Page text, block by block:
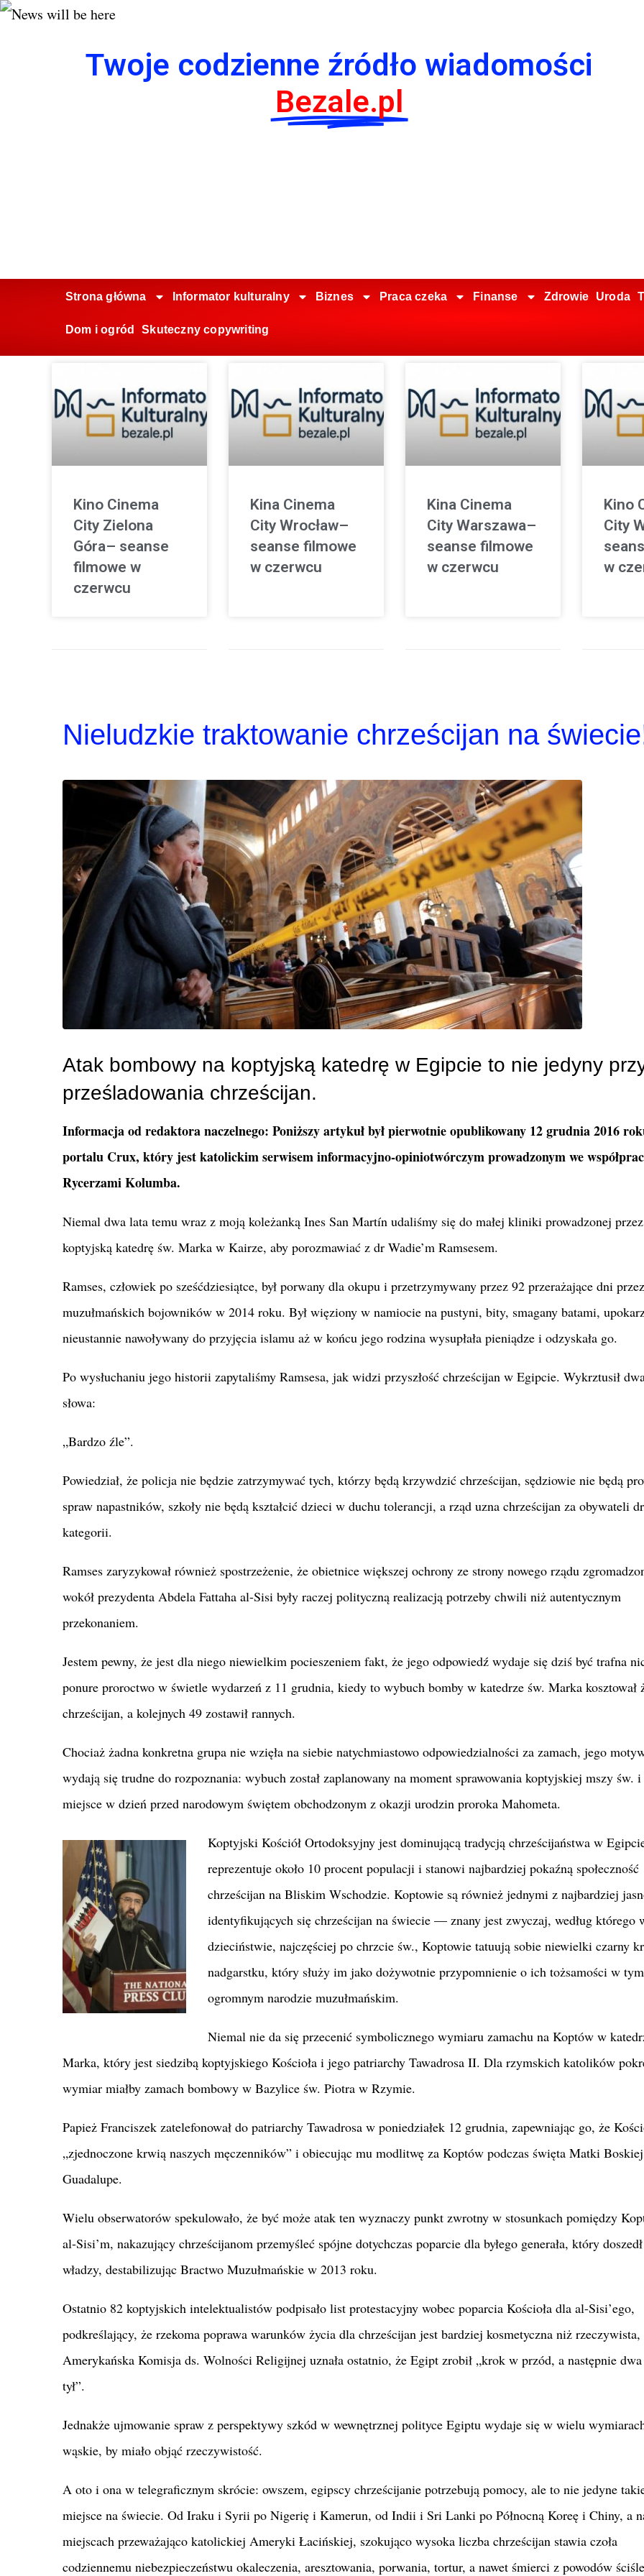
Twoje codzienne źródło wiadomości
Bezale.pl
Strona główna Informator kulturalny Biznes Praca czeka Finanse Zdrowie Uroda
Dom i ogród Skuteczny copywriting
Kino Cinema
City Zielona
Góra– seanse
filmowe w
czerwcu
Kina Cinema
City Wrocław–
seanse filmowe
w czerwcu
Kina Cinema
City Warszawa–
seanse filmowe
w czerwcu
Kino
City
w
Nieludzkie traktowanie chrześcijan na
Atak bombowy na koptyjską katedrę w Egipcie to nie jedyny
prześladowania chrześcijan.
Informacja od redaktora naczelnego: Poniższy artykuł był pierwotnie opublikowany 12 grudnia 2016
portalu Crux, który jest katolickim serwisem informacyjno-opiniotwórczym prowadzonym we
Rycerzami Kolumba.
Niemal dwa lata temu wraz z moją koleżanką Ines San Martín udaliśmy się do małej kliniki prowadzonej przez
koptyjską katedrę św. Marka w Kairze, aby porozmawiać z dr Wadie’m Ramsesem.
Ramses, człowiek po sześćdziesiątce, był porwany dla okupu i przetrzymywany przez 92 przerażające dni przez
muzułmańskich bojowników w 2014 roku. Był więziony w namiocie na pustyni, bity, smagany batami,
nieustannie nawoływany do przyjęcia islamu aż w końcu jego rodzina wysupłała pieniądze i odzyskała go.
Po wysłuchaniu jego historii zapytaliśmy Ramsesa, jak widzi przyszłość chrześcijan w Egipcie. Wykrztusił
słowa:
„Bardzo źle”.
Powiedział, że policja nie będzie zatrzymywać tych, którzy będą krzywdzić chrześcijan, sędziowie nie będą
spraw napastników, szkoły nie będą kształcić dzieci w duchu tolerancji, a rząd uzna chrześcijan za obywateli
kategorii.
Ramses zaryzykował również spostrzeżenie, że obietnice większej ochrony ze strony nowego rządu
wokół prezydenta Abdela Fattaha al-Sisi były raczej polityczną realizacją potrzeby chwili niż autentycznym
przekonaniem.
Jestem pewny, że jest dla niego niewielkim pocieszeniem fakt, że jego odpowiedź wydaje się dziś być trafna
ponure proroctwo w świetle wydarzeń z 11 grudnia, kiedy to wybuch bomby w katedrze św. Marka kosztował
chrześcijan, a kolejnych 49 zostawił rannych.
Chociaż żadna konkretna grupa nie wzięła na siebie natychmiastowo odpowiedzialności za zamach, jego
wydają się trudne do rozpoznania: wybuch został zaplanowany na moment sprawowania koptyjskiej mszy św. i
miejsce w dzień przed narodowym świętem obchodzonym z okazji urodzin proroka Mahometa.
Koptyjski Kościół Ortodoksyjny jest dominującą tradycją chrześcijaństwa w
reprezentuje około 10 procent populacji i stanowi najbardziej pokaźną społeczność
chrześcijan na Bliskim Wschodzie. Koptowie są również jednymi z najbardziej
identyfikujących się chrześcijan na świecie — znany jest zwyczaj, według którego
dzieciństwie, najczęściej po chrzcie św., Koptowie tatuują sobie niewielki czarny
nadgarstku, który służy im jako dożywotnie przypomnienie o ich tożsamości w tym
ogromnym narodzie muzułmańskim.
Niemal nie da się przecenić symbolicznego wymiaru zamachu na Koptów w
Marka, który jest siedzibą koptyjskiego Kościoła i jego patriarchy Tawadrosa II. Dla rzymskich katolików
wymiar miałby zamach bombowy w Bazylice św. Piotra w Rzymie.
Papież Franciszek zatelefonował do patriarchy Tawadrosa w poniedziałek 12 grudnia, zapewniając go, że
„zjednoczone krwią naszych męczenników” i obiecując mu modlitwę za Koptów podczas święta Matki
Guadalupe.
Wielu obserwatorów spekulowało, że być może atak ten wyznaczy punkt zwrotny w stosunkach pomiędzy
al-Sisi’m, nakazujący chrześcijanom przemyśleć spójne dotychczas poparcie dla byłego generała, który
władzy, destabilizując Bractwo Muzułmańskie w 2013 roku.
Ostatnio 82 koptyjskich intelektualistów podpisało list protestacyjny wobec poparcia Kościoła dla al-Sisi’ego,
podkreślający, że rzekoma poprawa warunków życia dla chrześcijan jest bardziej kosmetyczna niż rzeczywista,
Amerykańska Komisja ds. Wolności Religijnej uznała ostatnio, że Egipt zrobił „krok w przód, a następnie
tył”.
Jednakże ujmowanie spraw z perspektywy szkód w wewnętrznej polityce Egiptu wydaje się w wielu
wąskie, by miało objąć rzeczywistość.
A oto i ona w telegraficznym skrócie: owszem, egipscy chrześcijanie potrzebują pomocy, ale to nie jedyne
miejsce na świecie. Od Iraku i Syrii po Nigerię i Kamerun, od Indii i Sri Lanki po Północną Koreę i Chiny, a
miejscach przeważająco katolickiej Ameryki Łacińskiej, szokująco wysoka liczba chrześcijan stawia czoła
codziennemu niebezpieczeństwu okaleczenia, aresztowania, porwania, tortur, a nawet śmierci z powodów ściśle